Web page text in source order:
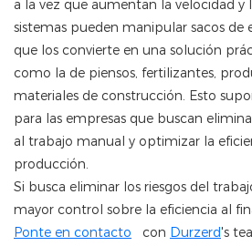
a la vez que aumentan la velocidad y
sistemas pueden manipular sacos de
que los convierte en una solución
como la de piensos, fertilizantes,
materiales de construcción. Esto
para las empresas que buscan
al trabajo manual y optimizar la
producción.
Si busca eliminar los riesgos del
mayor control sobre la eficiencia al
Ponte en contacto
con Durzerd's